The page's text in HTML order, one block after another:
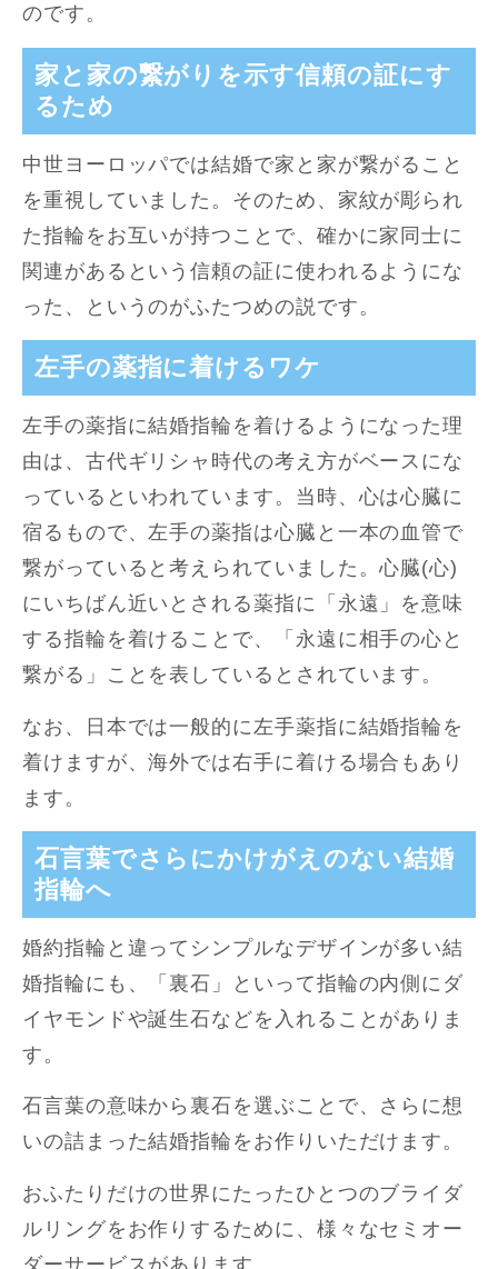
のです。
家と家の繋がりを示す信頼の証にす
るため
中世ヨーロッパでは結婚で家と家が繋がること
を重視していました。そのため、家紋が彫られ
た指輪をお互いが持つことで、確かに家同士に
関連があるという信頼の証に使われるようにな
った、というのがふたつめの説です。
左手の薬指に着けるワケ
左手の薬指に結婚指輪を着けるようになった理
由は、古代ギリシャ時代の考え方がベースにな
っているといわれています。当時、心は心臓に
宿るもので、左手の薬指は心臓と一本の血管で
繋がっていると考えられていました。心臓(心)
にいちばん近いとされる薬指に「永遠」を意味
する指輪を着けることで、「永遠に相手の心と
繋がる」ことを表しているとされています。
なお、日本では一般的に左手薬指に結婚指輪を
着けますが、海外では右手に着ける場合もあり
ます。
石言葉でさらにかけがえのない結婚
指輪へ
婚約指輪と違ってシンプルなデザインが多い結
婚指輪にも、「裏石」といって指輪の内側にダ
イヤモンドや誕生石などを入れることがありま
す。
石言葉の意味から裏石を選ぶことで、さらに想
いの詰まった結婚指輪をお作りいただけます。
おふたりだけの世界にたったひとつのブライダ
ルリングをお作りするために、様々なセミオー
ダーサービスがあります。